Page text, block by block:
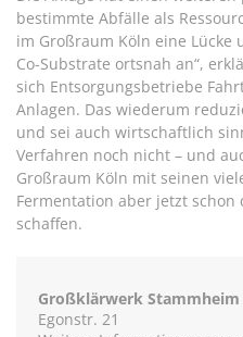
bestimmte Abfälle als
im Großraum Köln eine
Co-Substrate ortsnah an“,
sich Entsorgungsbetriebe
Anlagen. Das wiederum
und sei auch wirtschaftlich
Verfahren noch nicht – und
Großraum Köln mit seinen
Fermentation aber jetzt schon
schaffen.
Großklärwerk Stammheim
Egonstr. 21